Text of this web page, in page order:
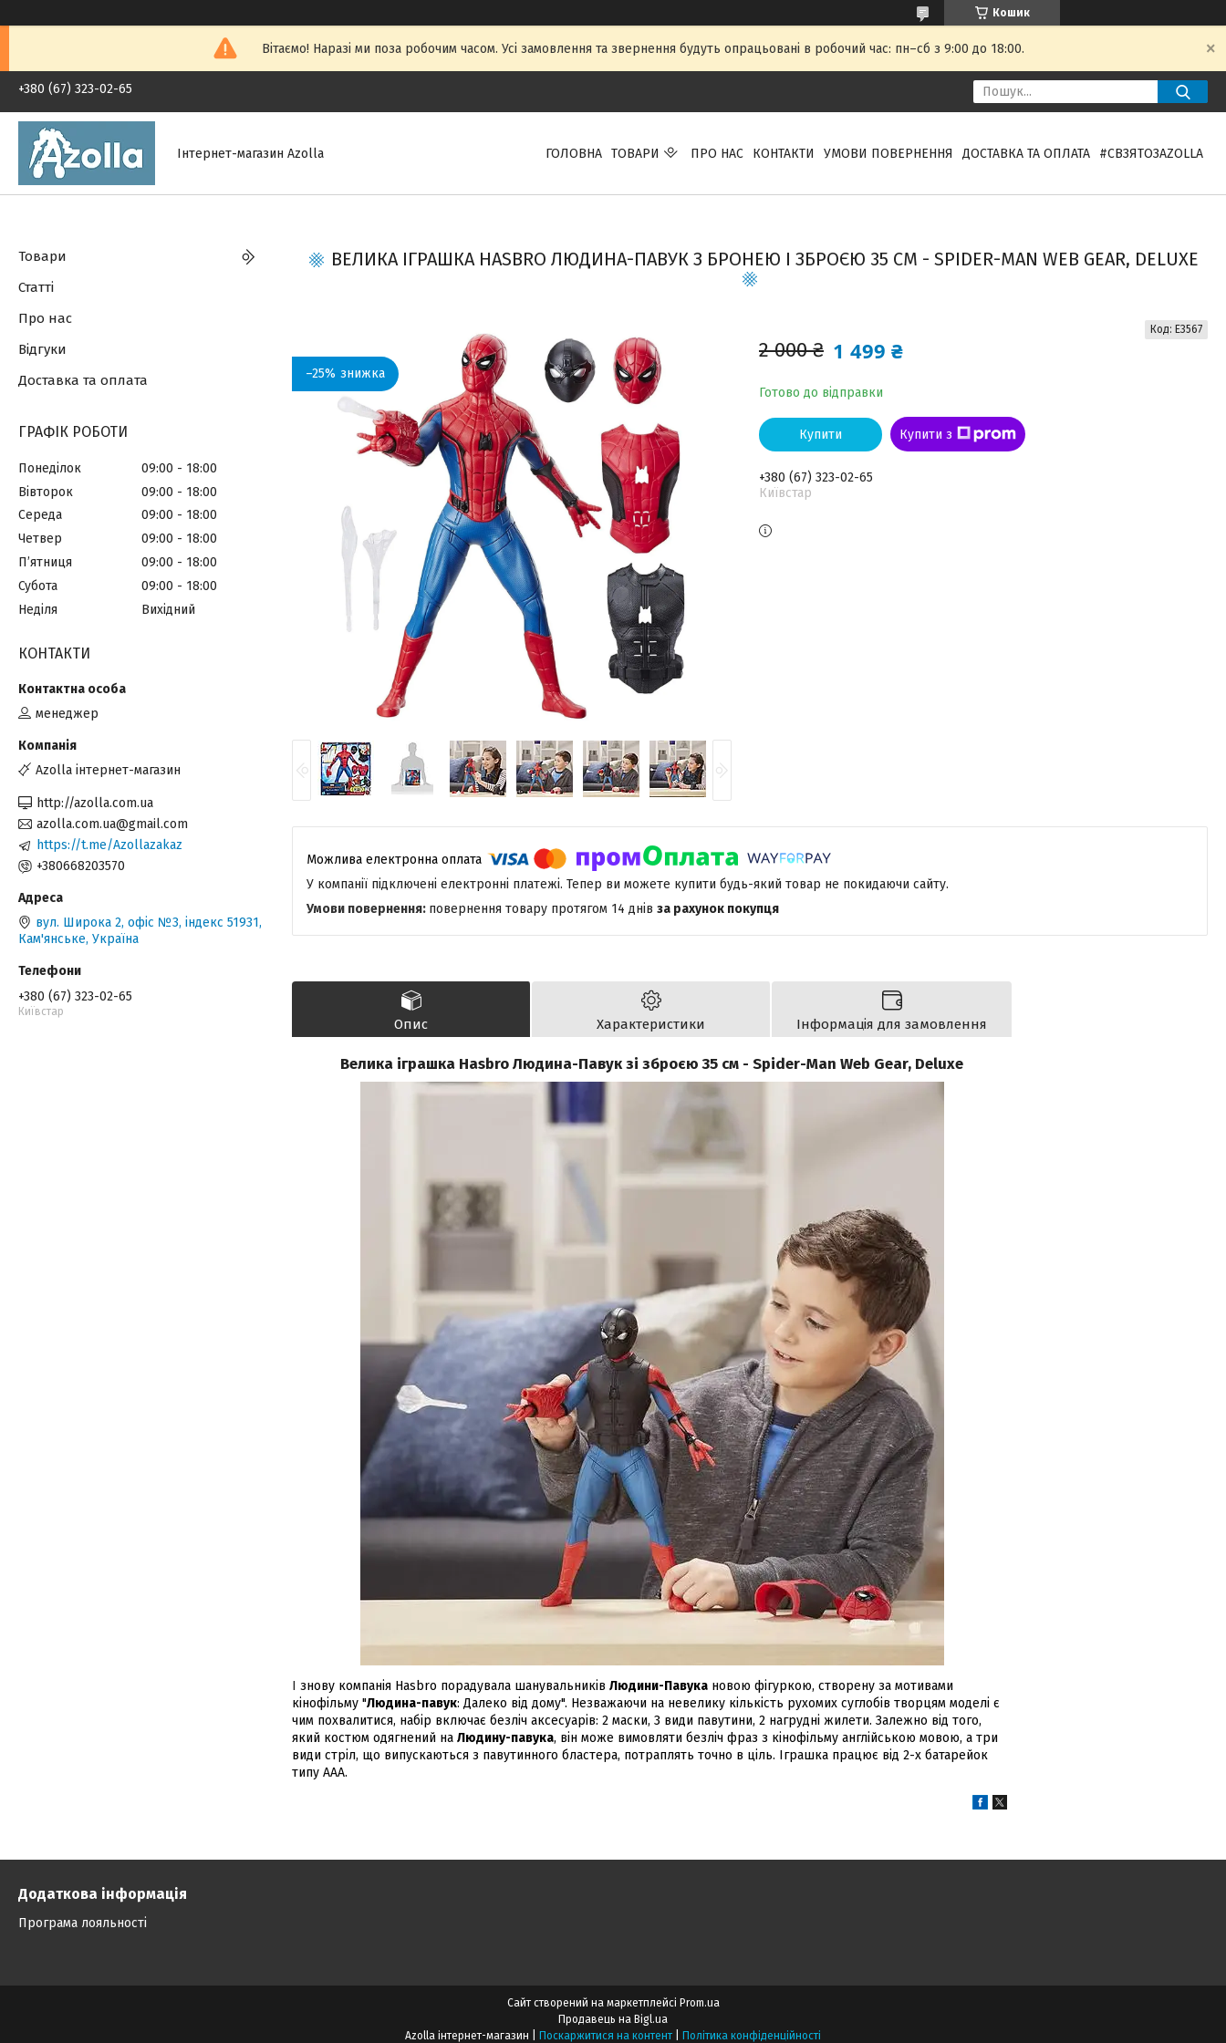
Кошик
Вітаємо! Наразі ми поза робочим часом. Усі замовлення та звернення будуть опрацьовані в робочий час: пн–сб з 9:00 до 18:00.
+380 (67) 323-02-65
Інтернет-магазин Azolla ГОЛОВНА ТОВАРИ ПРО НАС КОНТАКТИ УМОВИ ПОВЕРНЕННЯ ДОСТАВКА ТА ОПЛАТА #СВЗЯТОЗAZOLLA
ВЕЛИКА ІГРАШКА HASBRO ЛЮДИНА-ПАВУК З БРОНЕЮ І ЗБРОЄЮ 35 СМ - SPIDER-MAN WEB GEAR, DELUXE
–25%
2 000 ₴ 1 499 ₴
Готово до відправки
Код: E3567
Купити Купити з
+380 (67) 323-02-65
Київстар
У компанії підключені електронні платежі. Тепер ви можете купити будь-який товар не покидаючи сайту.
повернення товару протягом 14 днів за рахунок покупця
Опис Характеристики Інформація для замовлення
Велика іграшка Hasbro Людина-Павук зі зброєю 35 см - Spider-Man Web Gear, Deluxe
І знову компанія Hasbro порадувала шанувальників Людини-Павука новою фігуркою, створену за мотивами
кінофільму "Людина-павук: Далеко від дому". Незважаючи на невелику кількість рухомих суглобів творцям моделі є
чим похвалитися, набір включає безліч аксесуарів: 2 маски, 3 види павутини, 2 нагрудні жилети. Залежно від того,
який костюм одягнений на Людину-павука, він може вимовляти безліч фраз з кінофільму англійською мовою, а три
види стріл, що випускаються з павутинного бластера, потраплять точно в ціль. Іграшка працює від 2-х батарейок
типу AAA.
Товари
Статті
Про нас
Відгуки
Доставка та оплата
ГРАФІК РОБОТИ
Понеділок 09:00
18:00
Вівторок
09:00
18:00
Середа
09:00
18:00
Четвер
09:00
18:00
Пʼятниця
09:00
18:00
Субота
09:00
18:00
Неділя
Вихідний
КОНТАКТИ
менеджер
Azolla інтернет-магазин
http://azolla.com.ua
azolla.com.ua@gmail.com
https://t.me/Azollazakaz
+380668203570
вул. Широка 2, офіс №3, індекс 51931,
Кам'янське, Україна
+380 (67) 323-02-65
Київстар
Додаткова інформація
Програма лояльності
Сайт створений на маркетплейсі Prom.ua
Продавець на Bigl.ua
Поскаржитися на контент Політика конфіденційності